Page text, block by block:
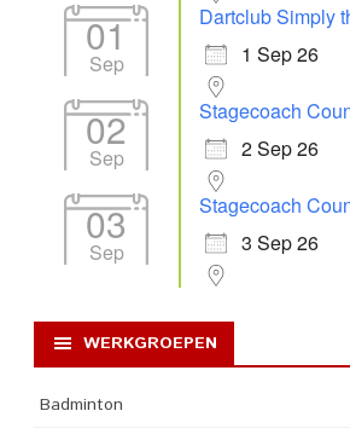
01
Sep
Dartclub Simply
1 Sep 26
02
Sep
Stagecoach
2 Sep 26
03
Sep
Stagecoach
3 Sep 26
WERKGROEPEN
Badminton